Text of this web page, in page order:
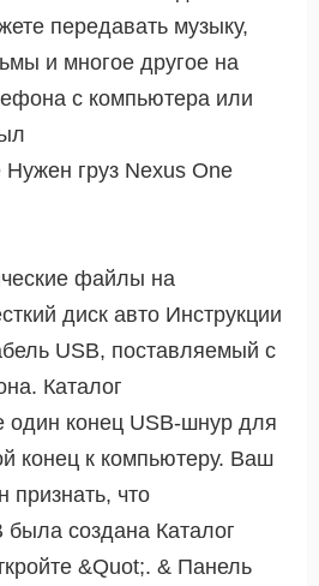
передавать музыку,
и многое другое на
с компьютера или
груз Nexus One
файлы на
диск авто Инструкции
USB, поставляемый с
Каталог
один конец USB-шнур для
конец к компьютеру. Ваш
признать, что
создана Каталог
&Quot;. & Панель